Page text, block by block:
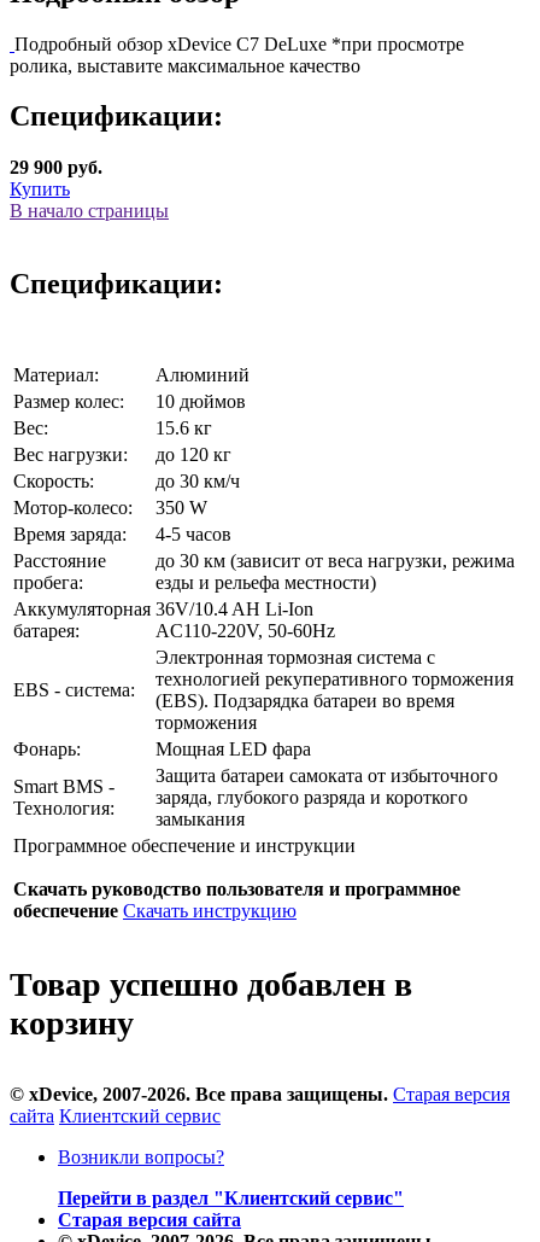
Подробный обзор xDevice C7 DeLuxe *при просмотре
ролика, выставите максимальное качество
Спецификации:
29 900 руб.
Купить
В начало страницы
Спецификации:
Материал:
Алюминий
Размер колес:
10 дюймов
Вес:
15.6 кг
Вес нагрузки:
до 120 кг
Скорость:
до 30 км/ч
Мотор-колесо:
350 W
Время заряда:
4-5 часов
Расстояние
пробега:
до 30 км (зависит от веса нагрузки, режима
езды и рельефа местности)
Аккумуляторная
батарея:
36V/10.4 AH Li-Ion
AC110-220V, 50-60Hz
EBS - система:
Электронная тормозная система с
технологией рекуперативного торможения
(EBS). Подзарядка батареи во время
торможения
Фонарь:
Мощная LED фара
Smart BMS -
Технология:
Защита батареи самоката от избыточного
заряда, глубокого разряда и короткого
замыкания
Программное обеспечение и инструкции
Скачать руководство пользователя и программное
обеспечение Скачать инструкцию
Товар успешно добавлен в
корзину
© xDevice, 2007-2026. Все права защищены. Старая версия
сайта Клиентский сервис
Возникли вопросы?
Перейти в раздел "Клиентский сервис"
Старая версия сайта